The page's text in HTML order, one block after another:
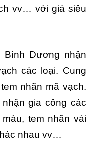
vv… với giá siêu
Dương nhận
các loại. Cung
nhãn mã vạch.
gia công các
tem nhãn vải
nhau vv…